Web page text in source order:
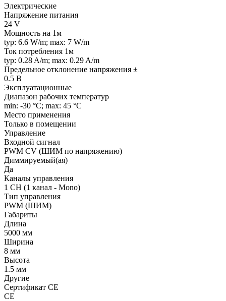
Электрические
Напряжение питания
24 V
Мощность на 1м
typ: 6.6 W/m; max: 7 W/m
Ток потребления 1м
typ: 0.28 A/m; max: 0.29 A/m
Предельное отклонение напряжения ±
0.5 В
Эксплуатационные
Диапазон рабочих температур
min: -30 °C; max: 45 °C
Место применения
Только в помещении
Управление
Входной сигнал
PWM СV (ШИМ по напряжению)
Диммируемый(ая)
Да
Каналы управления
1 CH (1 канал - Mono)
Тип управления
PWM (ШИМ)
Габариты
Длина
5000 мм
Ширина
8 мм
Высота
1.5 мм
Другие
Сертификат CE
CE